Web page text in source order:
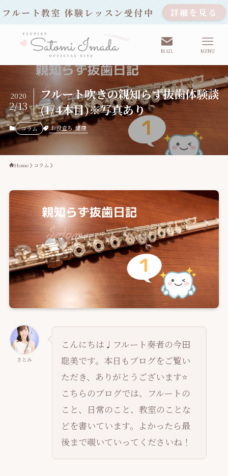
フルート教室 体験レッスン受付中 詳細を見る
MAIL MENU
フルート吹きの親知らず抜歯体験談
(1/4本目)※写真あり
2020
2/13
コラム お役立ち 健康
Home コラム
さとみ
こんにちは♩フルート奏者の今田
聡美です。本日もブログをご覧い
ただき、ありがとうございます⭐️
こちらのブログでは、フルートの
こと、日常のこと、教室のことな
どを書いています。よかったら最
後まで覗いていってくださいね！